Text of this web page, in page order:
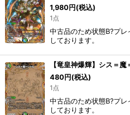
1,980円(税込)
1点
中古品のため状態B?プ
しております。
【竜皇神爆輝】シス＝
480円(税込)
1点
中古品のため状態B?プ
しております。